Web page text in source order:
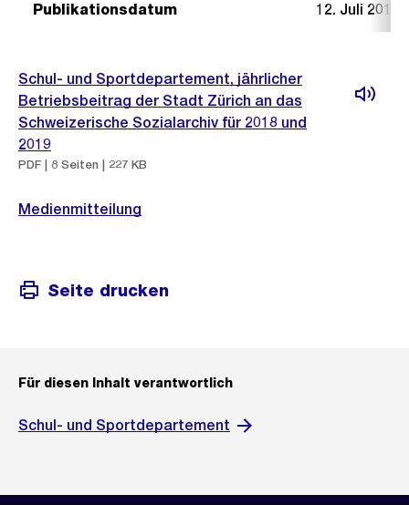
Publikationsdatum 12. Juli 2017
Schul- und Sportdepartement, jährlicher
Betriebsbeitrag der Stadt Zürich an das
Schweizerische Sozialarchiv für 2018 und
2019
PDF | 8 Seiten | 227 KB
Medienmitteilung
Seite drucken
Für diesen Inhalt verantwortlich
Schul- und Sportdepartement